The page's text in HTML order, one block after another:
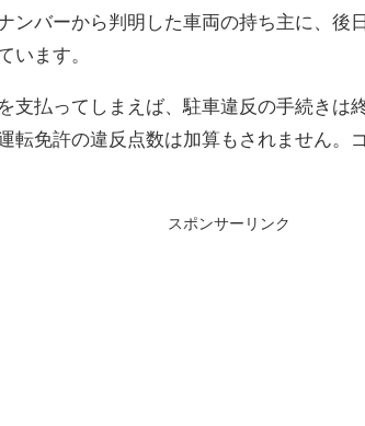
ンバーから判明した車両の持ち主に、後
います。
支払ってしまえば、駐車違反の手続きは
転免許の違反点数は加算もされません。
スポンサーリンク